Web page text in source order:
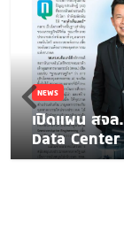
NEWS
เปิดแผน สจ
Data Center